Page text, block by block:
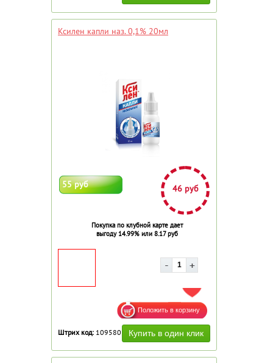
Ксилен капли наз. 0,1% 20мл
55 руб 46 руб
Покупка по клубной карте дает
выгоду 14.99% или 8.17 руб
ДОБАВИТЬ В ИЗБРАННОЕ
Штрих код: 109580